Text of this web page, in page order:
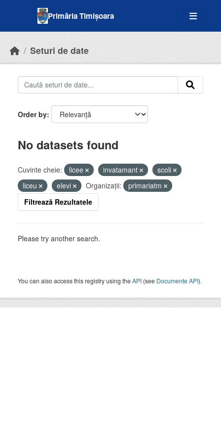
Primăria Timișoara
Seturi de date
Order by
No datasets found
Cuvinte cheie: licee invatamant
scoli
liceu
elevi Organizații:
primariatm
Filtrează Rezultatele
Please try another search.
You can also access this registry using theAPI (see Documente API).